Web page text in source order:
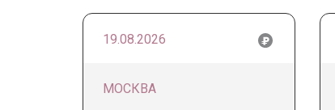
19.08.2026
МОСКВА